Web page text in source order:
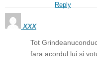
Reply
XXX
Tot
fara acordul lui si